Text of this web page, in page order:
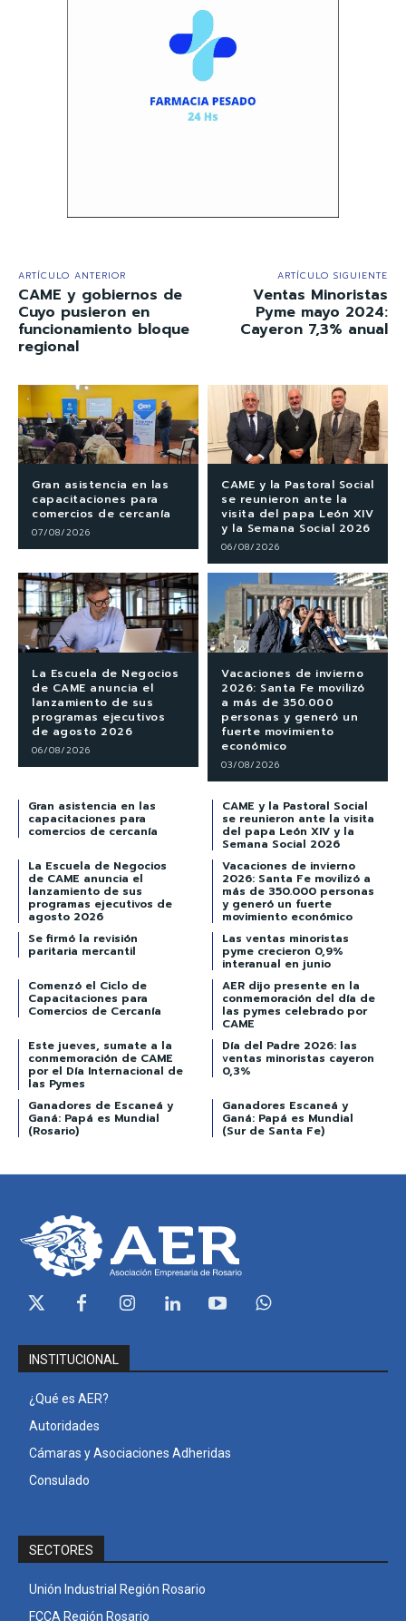
ARTÍCULO ANTERIOR
CAME y gobiernos de
Cuyo pusieron en
funcionamiento bloque
regional
ARTÍCULO SIGUIENTE
Ventas Minoristas
Pyme mayo 2024:
Cayeron 7,3% anual
Gran asistencia en las
capacitaciones para
comercios de cercanía
07/08/2026
CAME y la Pastoral Social
se reunieron ante la
visita del papa León XIV
y la Semana Social 2026
06/08/2026
La Escuela de Negocios
de CAME anuncia el
lanzamiento de sus
programas ejecutivos
de agosto 2026
06/08/2026
Vacaciones de invierno
2026: Santa Fe movilizó
a más de 350.000
personas y generó un
fuerte movimiento
económico
03/08/2026
Gran asistencia en las
capacitaciones para
comercios de cercanía
CAME y la Pastoral Social
se reunieron ante la visita
del papa León XIV y la
Semana Social 2026
La Escuela de Negocios
de CAME anuncia el
lanzamiento de sus
programas ejecutivos de
agosto 2026
Vacaciones de invierno
2026: Santa Fe movilizó a
más de 350.000 personas
y generó un fuerte
movimiento económico
Se firmó la revisión
paritaria mercantil
Las ventas minoristas
pyme crecieron 0,9%
interanual en junio
Comenzó el Ciclo de
Capacitaciones para
Comercios de Cercanía
AER dijo presente en la
conmemoración del día de
las pymes celebrado por
CAME
Este jueves, sumate a la
conmemoración de CAME
por el Día Internacional de
las Pymes
Día del Padre 2026: las
ventas minoristas cayeron
0,3%
Ganadores de Escaneá y
Ganá: Papá es Mundial
(Rosario)
Ganadores Escaneá y
Ganá: Papá es Mundial
(Sur de Santa Fe)
INSTITUCIONAL
¿Qué es AER?
Autoridades
Cámaras y Asociaciones Adheridas
Consulado
SECTORES
Unión Industrial Región Rosario
FCCA Región Rosario